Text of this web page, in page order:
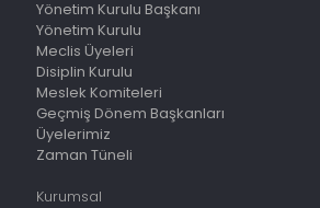
Yönetim Kurulu Başkanı
Yönetim Kurulu
Meclis Üyeleri
Disiplin Kurulu
Meslek Komiteleri
Geçmiş Dönem Başkanları
Üyelerimiz
Zaman Tüneli
Kurumsal